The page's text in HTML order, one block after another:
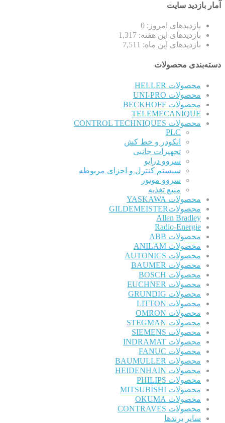
آمار بازدید سایت
بازدیدهای امروز: 0
بازدیدهای این هفته: 1,317
بازدیدهای این ماه: 7,511
دسته‌بندی محصولات
محصولات HELLER
محصولات UNI-PRO
محصولات BECKHOFF
TELEMECANIQUE
محصولات CONTROL TECHNIQUES
PLC
انکودر و خط کش
تجهیزات جانبی
سروو درایو
سیستم کنترل و اجزای مربوطه
سروو موتور
منبع تغذیه
محصولات YASKAWA
محصولاتGILDEMEISTER
Allen Bradley
Radio-Energie
محصولات ABB
محصولات ANILAM
محصولات AUTONICS
محصولات BAUMER
محصولات BOSCH
محصولات EUCHNER
محصولات GRUNDIG
محصولات LITTON
محصولات OMRON
محصولات STEGMAN
محصولات SIEMENS
محصولات INDRAMAT
محصولات FANUC
محصولات BAUMULLER
محصولات HEIDENHAIN
محصولات PHILIPS
محصولات MITSUBISHI
محصولات OKUMA
محصولات CONTRAVES
سایر برندها